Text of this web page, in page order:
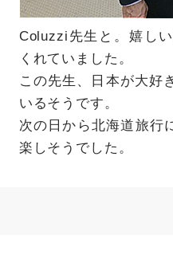
Coluzzi先生と。嬉し
くれていました。
この先生、日本が大好
いるそうです。
次の日から北海道旅行
楽しそうでした。